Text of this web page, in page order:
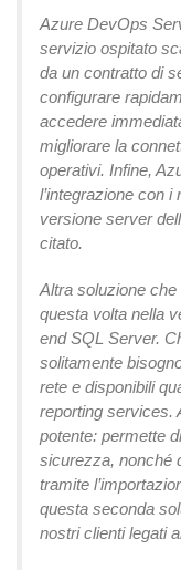
Azure DevOps
servizio ospitato
da un contratto di
configurare
accedere
migliorare la
operativi. Infine,
l’integrazione con
versione server
citato.
Altra soluzione
questa volta nella
end SQL Server.
solitamente
rete e disponibili
reporting services.
potente: permette
sicurezza, nonché
tramite
questa seconda
nostri clienti legati